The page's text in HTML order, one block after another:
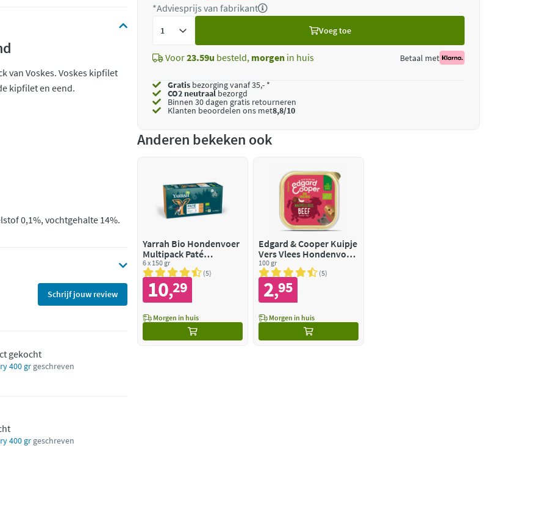
van Voskes. Voskes kipfilet
kipfilet en eend.
0,1%, vochtgehalte 14%.
Schrijf jouw review
gekocht
400 gr geschreven
400 gr geschreven
*Adviesprijs van fabrikant
Voeg toe
Voor23.59u besteld, morgen in huis Betaal met
Gratis bezorging vanaf 35,- *
CO2 neutraalbezorgd
Binnen 30 dagen gratis retourneren
Klanten beoordelen ons met8,8/10
Anderen bekeken ook
Yarrah Bio Hondenvoer
Multipack Paté
Graanvrij Kip & Kalkoen
& Rund
6 x 150 gr
5
10,29
Morgen in huis
Edgard & Cooper Kuipje
Vers Vlees Hondenvoer
Bio Rund
100 gr
5
2,95
Morgen in huis